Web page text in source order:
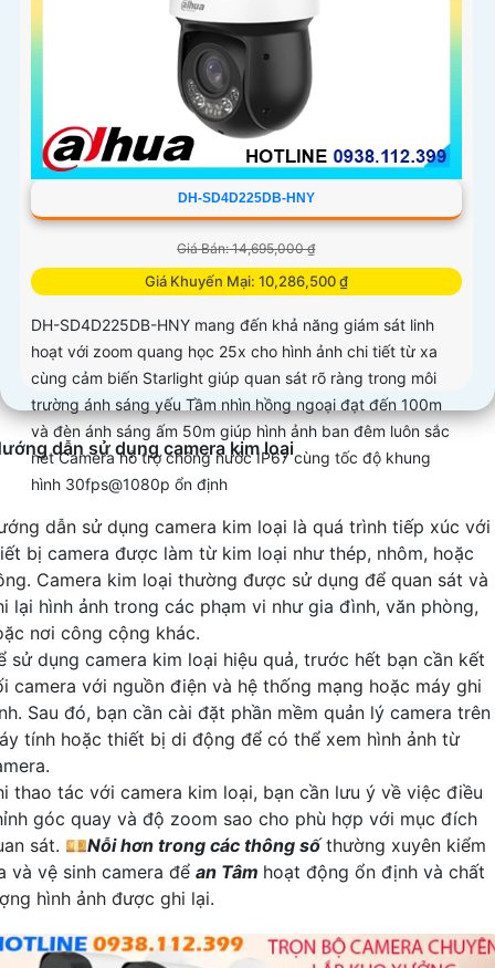
DH-SD4D225DB-HNY
Giá Bán: 14,695,000 ₫
Giá Khuyến Mại: 10,286,500 ₫
DH-SD4D225DB-HNY mang đến khả năng giám sát linh
hoạt với zoom quang học 25x cho hình ảnh chi tiết từ xa
cùng cảm biến Starlight giúp quan sát rõ ràng trong môi
trường ánh sáng yếu Tầm nhìn hồng ngoại đạt đến 100m
và đèn ánh sáng ấm 50m giúp hình ảnh ban đêm luôn sắc
nét Camera hỗ trợ chống nước IP67 cùng tốc độ khung
hình 30fps@1080p ổn định
dẫn sử dụng camera kim loại
dẫn sử dụng camera kim loại là quá trình tiếp xúc với
bị camera được làm từ kim loại như thép, nhôm, hoặc
Camera kim loại thường được sử dụng để quan sát và
lại hình ảnh trong các phạm vi như gia đình, văn phòng,
nơi công cộng khác.
sử dụng camera kim loại hiệu quả, trước hết bạn cần kết
camera với nguồn điện và hệ thống mạng hoặc máy ghi
Sau đó, bạn cần cài đặt phần mềm quản lý camera trên
tính hoặc thiết bị di động để có thể xem hình ảnh từ
thao tác với camera kim loại, bạn cần lưu ý về việc điều
góc quay và độ zoom sao cho phù hợp với mục đích
sát. 💴Nỗi hơn trong các thông sốthường xuyên kiểm
và vệ sinh camera để an Tâm hoạt động ổn định và chất
hình ảnh được ghi lại.